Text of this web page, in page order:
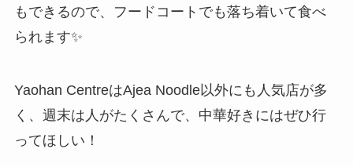
もできるので、フードコートでも落ち着いて食べ
られます✨
Yaohan CentreはAjea Noodle以外にも人気店が多
く、週末は人がたくさんで、中華好きにはぜひ行
ってほしい！